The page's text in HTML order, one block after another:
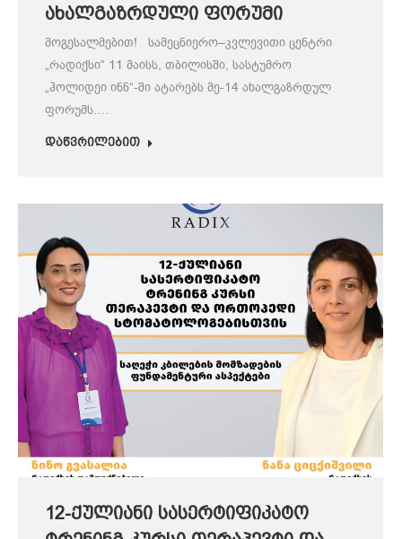
ახალგაზრდული ფორუმი
მოგესალმებით! სამეცნიერო–კვლევითი ცენტრი
„რადიქსი“ 11 მაისს, თბილისში, სასტუმრო
„ჰოლიდეი ინნ“-ში ატარებს მე-14 ახალგაზრდულ
ფორუმს.…
დაწვრილებით
12-ქულიანი სასერტიფიკატო